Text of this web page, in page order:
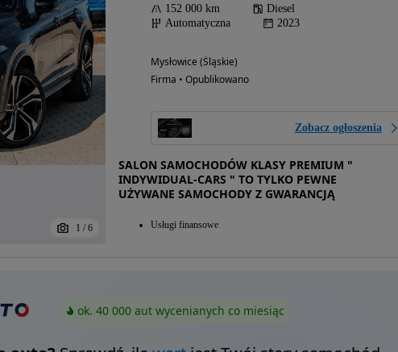
1 / 6
152 000 km
Diesel
Automatyczna
2023
Mysłowice (Śląskie)
Firma • Opublikowano
Zobacz ogłoszenia
SALON SAMOCHODÓW KLASY PREMIUM "
INDYWIDUAL-CARS " TO TYLKO PEWNE
UŻYWANE SAMOCHODY Z GWARANCJĄ
Usługi finansowe
ok. 40 000 aut wycenianych co miesiąc